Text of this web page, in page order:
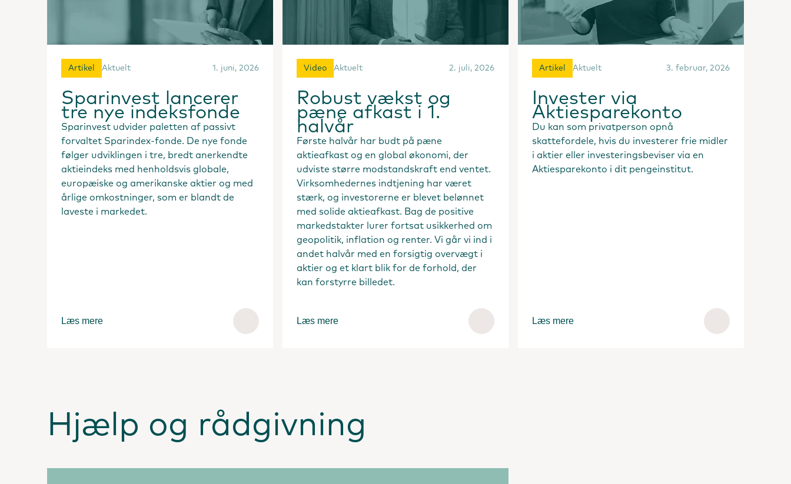
Artikel Aktuelt 1. juni, 2026
Sparinvest lancerer
tre nye indeksfonde
Sparinvest udvider paletten af passivt
forvaltet Sparindex-fonde. De nye fonde
følger udviklingen i tre, bredt anerkendte
aktieindeks med henholdsvis globale,
europæiske og amerikanske aktier og med
årlige omkostninger, som er blandt de
laveste i markedet.
Læs mere
Video Aktuelt 2. juli, 2026
Robust vækst og
pæne afkast i 1.
halvår
Første halvår har budt på pæne
aktieafkast og en global økonomi, der
udviste større modstandskraft end ventet.
Virksomhedernes indtjening har været
stærk, og investorerne er blevet belønnet
med solide aktieafkast. Bag de positive
markedstakter lurer fortsat usikkerhed om
geopolitik, inflation og renter. Vi går vi ind i
andet halvår med en forsigtig overvægt i
aktier og et klart blik for de forhold, der
kan forstyrre billedet.
Læs mere
Artikel Aktuelt 3. februar, 2026
Invester via
Aktiesparekonto
Du kan som privatperson opnå
skattefordele, hvis du investerer frie midler
i aktier eller investeringsbeviser via en
Aktiesparekonto i dit pengeinstitut.
Læs mere
Hjælp og rådgivning